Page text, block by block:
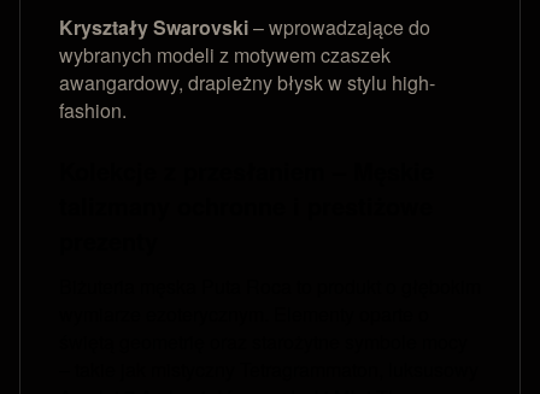
Kryształy Swarovski– wprowadzające do
wybranych modeli z motywem czaszek
awangardowy, drapieżny błysk w stylu high-
fashion.